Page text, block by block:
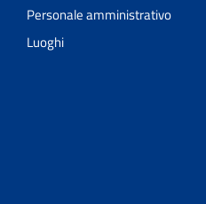
Personale amministrativo
Luoghi